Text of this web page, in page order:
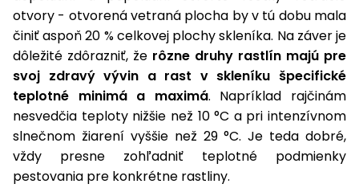
Vysokotlakové
umývačky
Zametacie
stroje
Snežné
Odhŕňače
Bagre
otvory - otvorená vetraná plocha by v tú dobu mala
činiť aspoň 20 % celkovej plochy skleníka. Na záver je
dôležité zdôrazniť, že rôzne druhy rastlín majú pre
svoj zdravý vývin a rast v skleníku špecifické
teplotné minimá a maximá. Napríklad rajčinám
nesvedčia teploty nižšie než 10 °C a pri intenzívnom
slnečnom žiarení vyššie než 29 °C. Je teda dobré,
vždy presne zohľadniť teplotné podmienky
pestovania pre konkrétne rastliny.